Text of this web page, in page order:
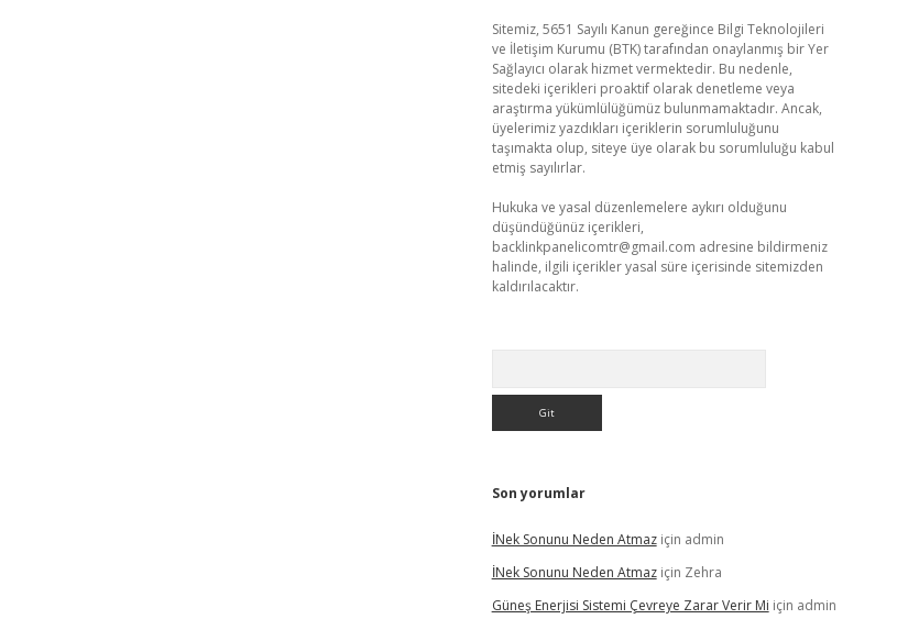
Sitemiz, 5651 Sayılı Kanun gereğince Bilgi Teknolojileri
ve İletişim Kurumu (BTK) tarafından onaylanmış bir Yer
Sağlayıcı olarak hizmet vermektedir. Bu nedenle,
sitedeki içerikleri proaktif olarak denetleme veya
araştırma yükümlülüğümüz bulunmamaktadır. Ancak,
üyelerimiz yazdıkları içeriklerin sorumluluğunu
taşımakta olup, siteye üye olarak bu sorumluluğu kabul
etmiş sayılırlar.
Hukuka ve yasal düzenlemelere aykırı olduğunu
düşündüğünüz içerikleri,
backlinkpanelicomtr@gmail.com adresine bildirmeniz
halinde, ilgili içerikler yasal süre içerisinde sitemizden
kaldırılacaktır.
Son yorumlar
İNek Sonunu Neden Atmaziçin admin
İNek Sonunu Neden Atmaziçin Zehra
Güneş Enerjisi Sistemi Çevreye Zarar Verir Mi için admin